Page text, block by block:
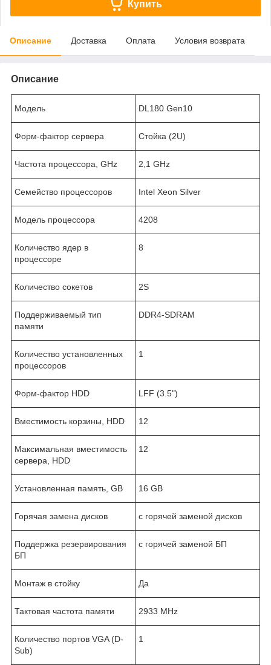
Купить
Описание Доставка Оплата Условия возврата
Описание
Модель DL180 Gen10
Форм-фактор сервера Стойка (2U)
Частота процессора, GHz 2,1 GHz
Семейство процессоров Intel Xeon Silver
Модель процессора 4208
Количество ядер в
процессоре
8
Количество сокетов 2S
Поддерживаемый тип
памяти
DDR4-SDRAM
Количество установленных
процессоров
1
Форм-фактор HDD LFF (3.5")
Вместимость корзины, HDD 12
Максимальная вместимость
сервера, HDD
12
Установленная память, GB 16 GB
Горячая замена дисков с горячей заменой дисков
Поддержка резервирования
БП
с горячей заменой БП
Монтаж в стойку Да
Тактовая частота памяти 2933 MHz
Количество портов VGA (D-
Sub)
1